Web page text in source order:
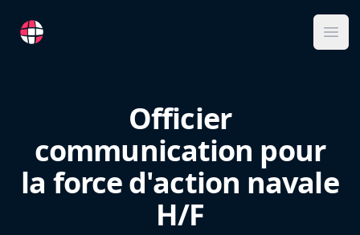
RemoteFR
Officier
communication pour
la force d'action navale
H/F